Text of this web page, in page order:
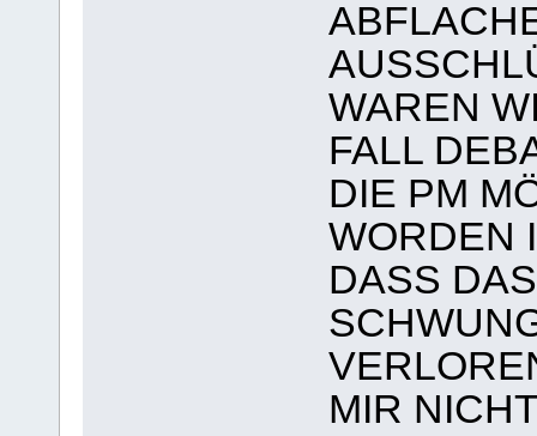
WAREN
FALL
DIE PM
WORDEN
DASS
MIR